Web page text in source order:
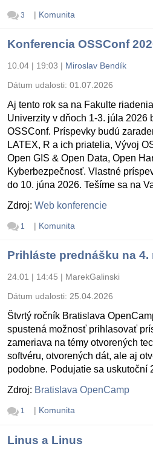
3 | Komunita
Konferencia OSSConf
10.04 | 19:03 | Miroslav Bendík
Dátum udalosti: 01.07.2026
Aj tento rok sa na Fakulte
Univerzity v dňoch 1-3. júla 2026
OSSConf. Príspevky budú
LATEX, R a ich priatelia, Vývoj
Open GIS & Open Data, Open
Kyberbezpečnosť. Vlastné
do 10. júna 2026. Tešíme sa na
Zdroj: Web konferencie
1 | Komunita
Prihláste prednášku na
24.01 | 14:45 | MarekGalinski
Dátum udalosti: 25.04.2026
Štvrtý ročník Bratislava
spustená možnosť prihlasovať
zameriava na témy otvorených
softvéru, otvorených dát, ale aj
podobne. Podujatie sa uskutoční
Zdroj: Bratislava OpenCamp
1 | Komunita
Linus a Linus